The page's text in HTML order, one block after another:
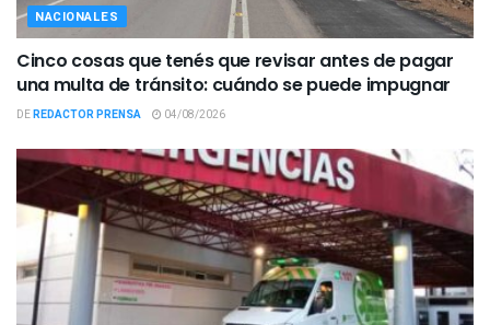
NACIONALES
Cinco cosas que tenés que revisar antes de pagar
una multa de tránsito: cuándo se puede impugnar
DEREDACTOR PRENSA 04/08/2026